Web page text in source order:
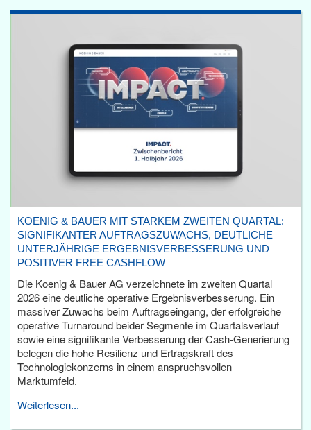
KOENIG & BAUER MIT STARKEM ZWEITEN QUARTAL:
SIGNIFIKANTER AUFTRAGSZUWACHS, DEUTLICHE
UNTERJÄHRIGE ERGEBNISVERBESSERUNG UND
POSITIVER FREE CASHFLOW
Die Koenig & Bauer AG verzeichnete im zweiten Quartal
2026 eine deutliche operative Ergebnisverbesserung. Ein
massiver Zuwachs beim Auftragseingang, der erfolgreiche
operative Turnaround beider Segmente im Quartalsverlauf
sowie eine signifikante Verbesserung der Cash-Generierung
belegen die hohe Resilienz und Ertragskraft des
Technologiekonzerns in einem anspruchsvollen
Marktumfeld.
Weiterlesen...